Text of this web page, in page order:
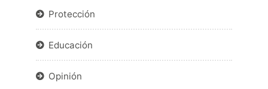
Protección
Educación
Opinión